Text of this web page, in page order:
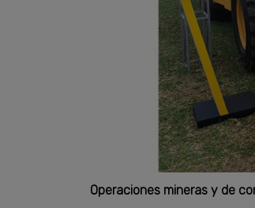
Operaciones mineras y de